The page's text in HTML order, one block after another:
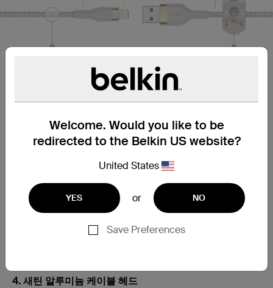
Welcome. Would you like to be
redirected to the Belkin US website?
United States
YES or NO
Save Preferences
뛰어난 내구성
1. 실리콘 재킷 내장 (케이블의 내부 도체를 보호 및
절연)
뛰어난 유연성과 엉킴 방지 기능
2. 탁월한 성능의 스트레인 릴리프
케이블 마모 방지
3. Lightning 커넥터
4. 새틴 알루미늄 케이블 헤드